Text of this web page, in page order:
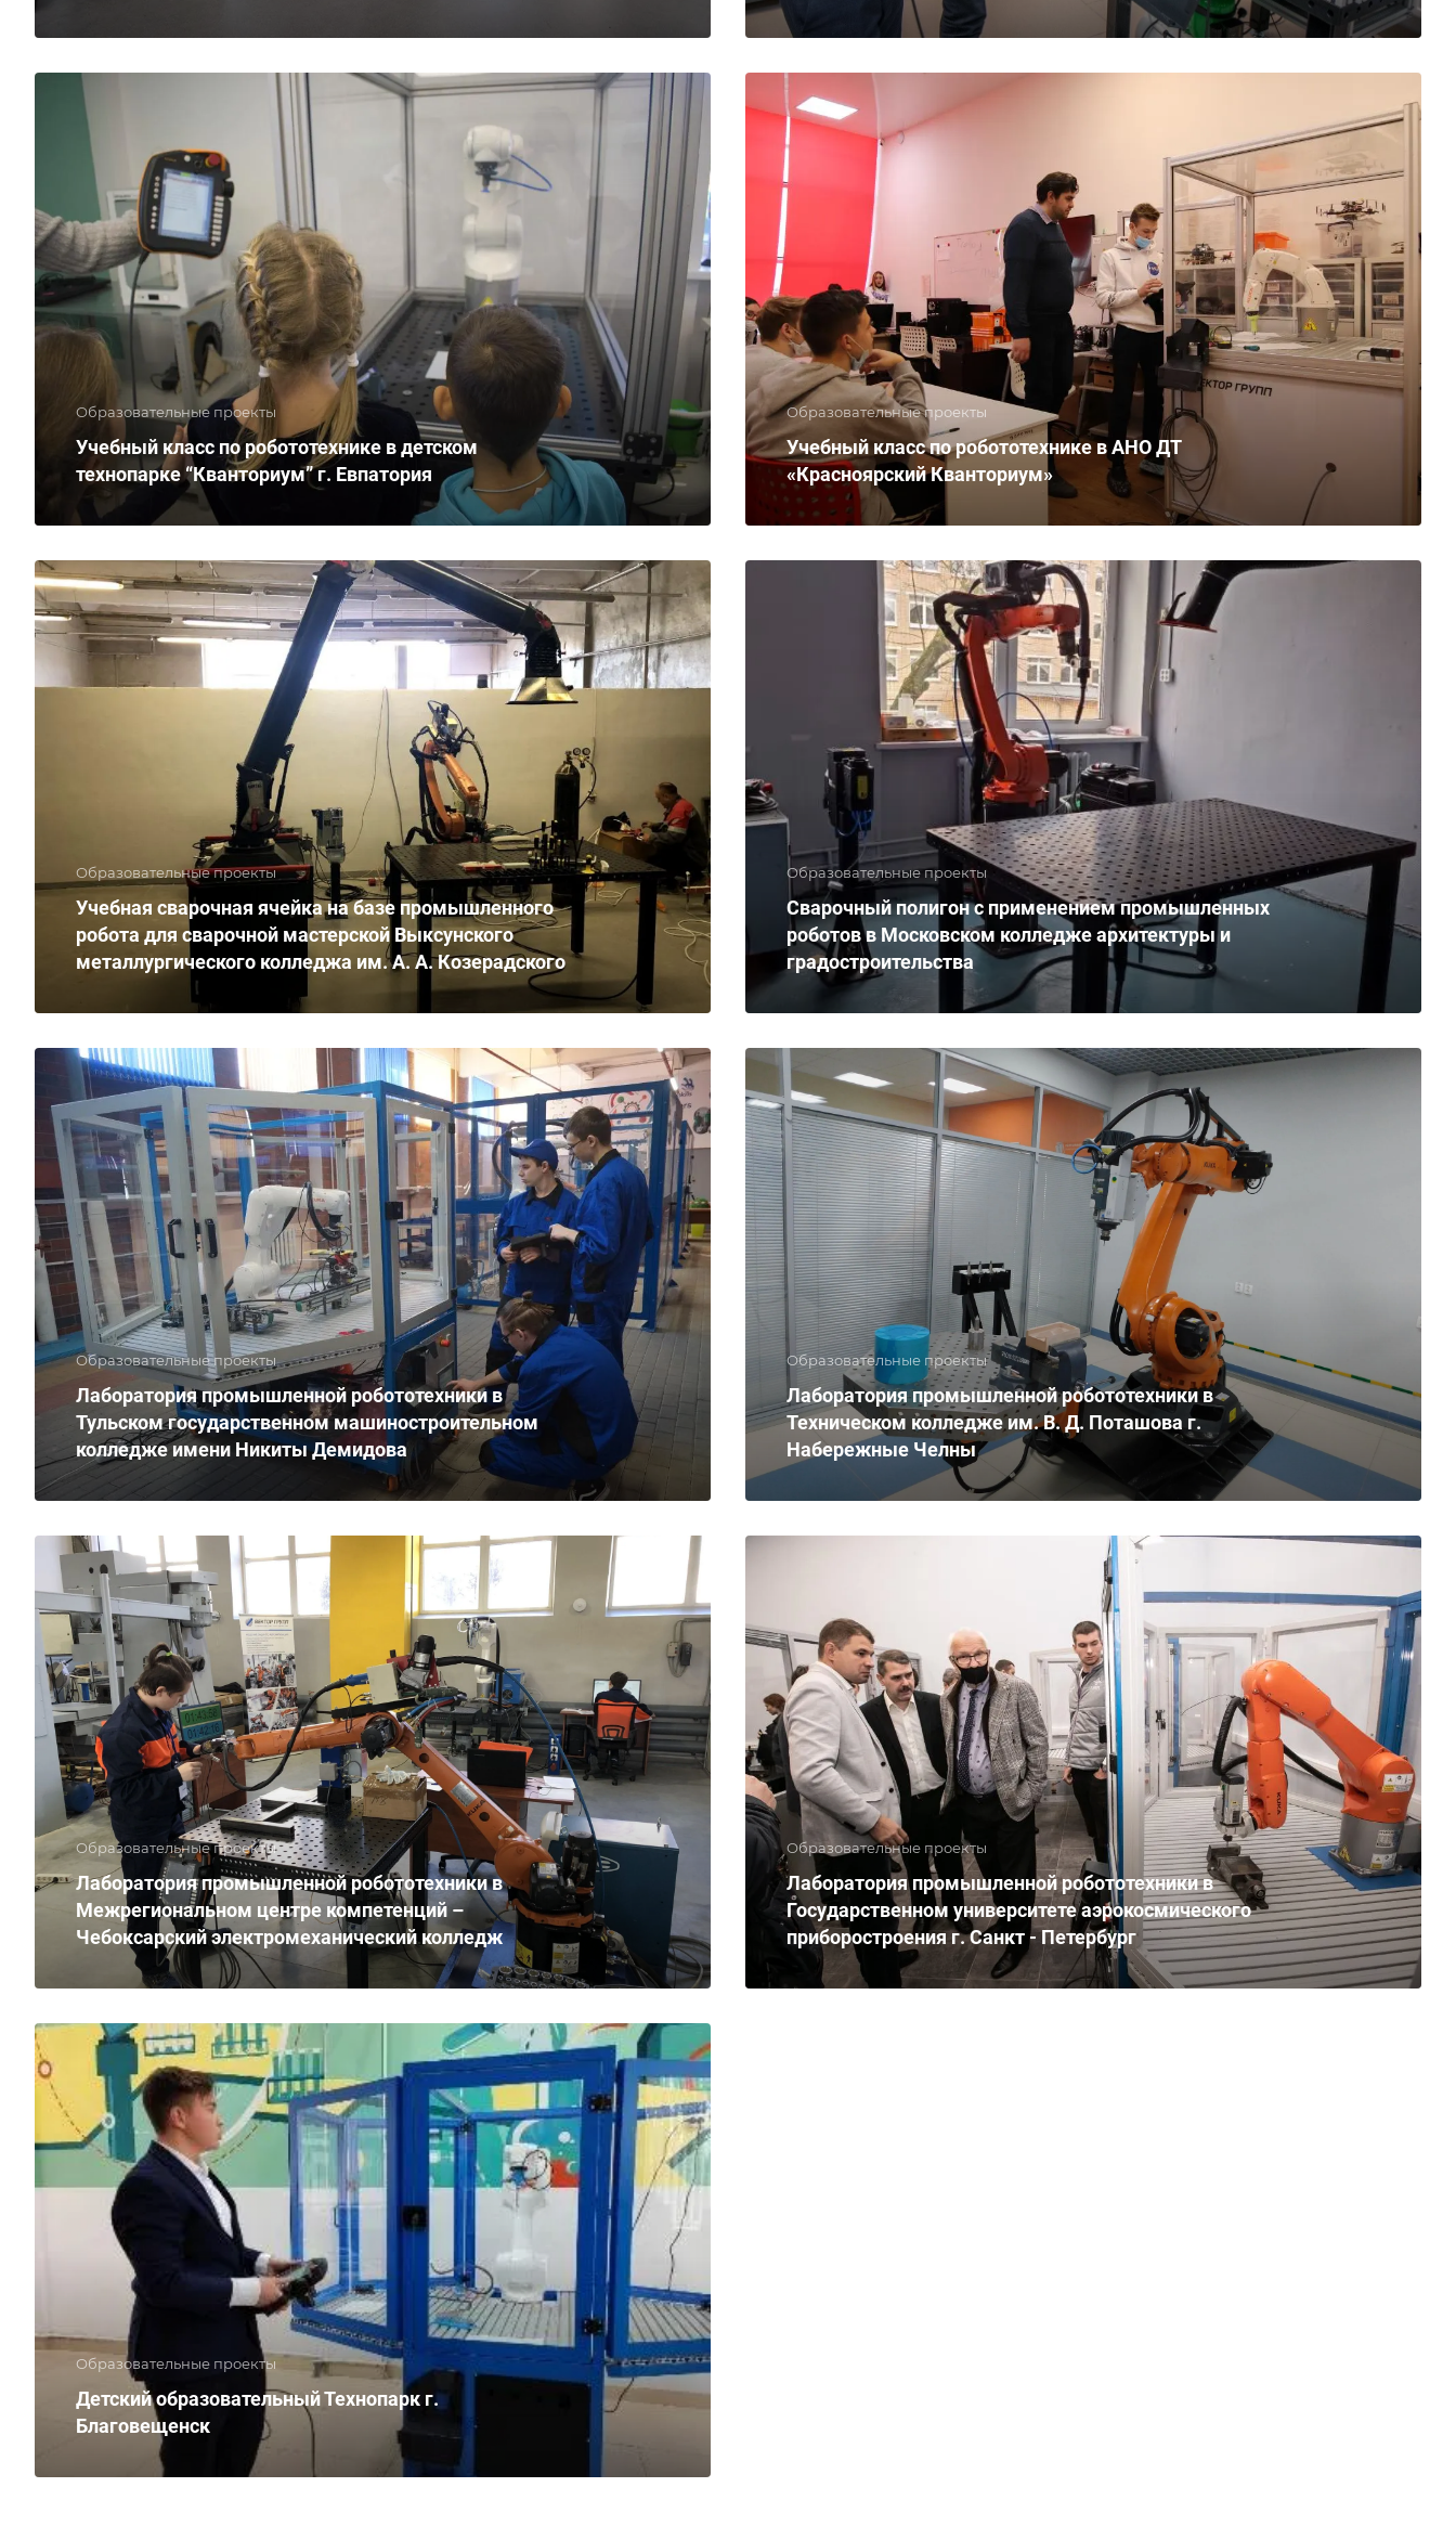
Образовательные проекты
Учебный класс по робототехнике в детском
технопарке “Кванториум” г. Евпатория
Образовательные проекты
Учебный класс по робототехнике в АНО ДТ
«Красноярский Кванториум»
Образовательные проекты
Учебная сварочная ячейка на базе промышленного
робота для сварочной мастерской Выксунского
металлургического колледжа им. А. А. Козерадского
Образовательные проекты
Сварочный полигон с применением промышленных
роботов в Московском колледже архитектуры и
градостроительства
Образовательные проекты
Лаборатория промышленной робототехники в
Тульском государственном машиностроительном
колледже имени Никиты Демидова
Образовательные проекты
Лаборатория промышленной робототехники в
Техническом колледже им. В. Д. Поташова г.
Набережные Челны
Образовательные проекты
Лаборатория промышленной робототехники в
Межрегиональном центре компетенций –
Чебоксарский электромеханический колледж
Образовательные проекты
Лаборатория промышленной робототехники в
Государственном университете аэрокосмического
приборостроения г. Санкт - Петербург
Образовательные проекты
Детский образовательный Технопарк г.
Благовещенск